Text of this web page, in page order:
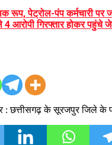
रूप, पेट्रोल-पंप कर्मचारी पर
आरोपी गिरफ्तार होकर पहुंचे
: छत्तीसगढ़ के सूरजपुर जिले के